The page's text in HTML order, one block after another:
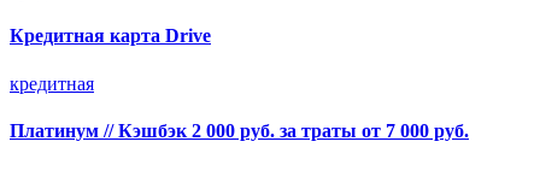
Кредитная карта Drive
кредитная
Платинум // Кэшбэк 2 000 руб. за траты от 7 000 руб.